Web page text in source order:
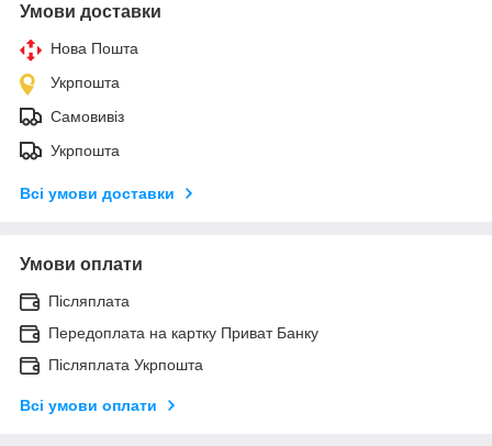
Умови доставки
Нова Пошта
Укрпошта
Самовивіз
Укрпошта
Всі умови доставки
Умови оплати
Післяплата
Передоплата на картку Приват Банку
Післяплата Укрпошта
Всі умови оплати